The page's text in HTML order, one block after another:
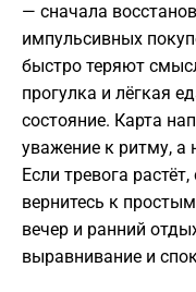
— сначала
импульсивных
быстро теряют
прогулка и лёгкая
состояние. Карта
уважение к ритму, а
Если тревога
вернитесь к
вечер и ранний
выравнивание и